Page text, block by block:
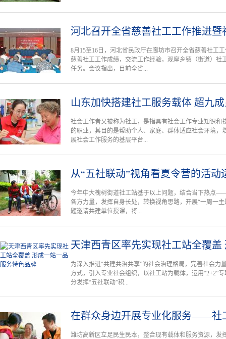
河北召开全省慈善社工工作推进暨
8月15至16日，河北省民政厅在廊坊市召开全省慈善社工
慈善社工工作成绩，交流工作经验，观摩乡镇（街道）社
任务。会议指出，目前全省...
山东加快搭建社工服务载体 超九
社会工作者又被称为社工，是指具有社会工作专业知识和
的职业，其目的是帮助个人、家庭、群体适应社会环境
展社会工作服务的基层平台...
从“五社联动”视角看夏令营的活动
今年中大槐树街道社工站基于以上问题，结合当下热点
各方力量，发挥自身长处，转换视角思路，开展“一周一
题邀请共建单位授课，将...
天津西青区率先实现社工站全覆盖
为深入推进“共建共治共享”的社会治理格局，完善社会力
方式，引入专业社会组织，以社工站为载体，运用“2+2”
分发挥“五社联动”积...
在群众身边开展专业化服务——社
潍坊高新区立足民生民本，整合现有载体和服务资源，发